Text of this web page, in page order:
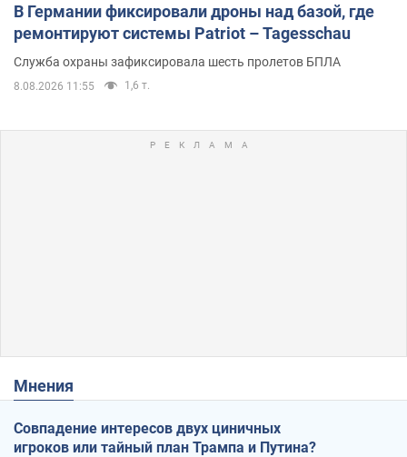
В Германии фиксировали дроны над базой, где
ремонтируют системы Patriot – Tagesschau
Служба охраны зафиксировала шесть пролетов БПЛА
8.08.2026 11:55 1,6 т.
Мнения
Совпадение интересов двух циничных
игроков или тайный план Трампа и Путина?